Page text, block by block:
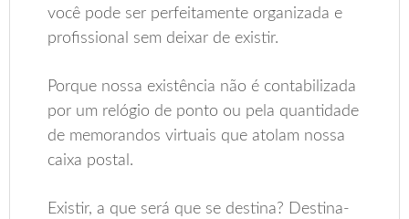
você pode ser perfeitamente organizada e
profissional sem deixar de existir.
Porque nossa existência não é contabilizada
por um relógio de ponto ou pela quantidade
de memorandos virtuais que atolam nossa
caixa postal.
Existir, a que será que se destina? Destina-